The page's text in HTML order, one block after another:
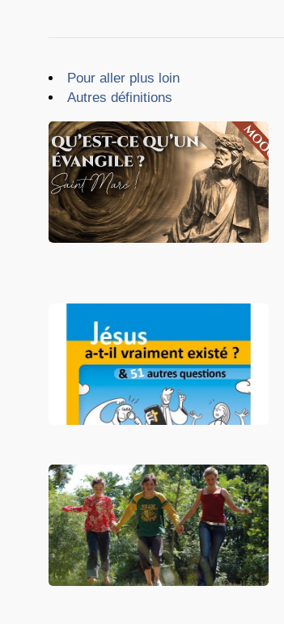
Pour aller plus loin
Autres définitions